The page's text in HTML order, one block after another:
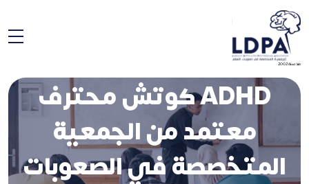
منذ سنة 2002
ADHD كوتش محترف
معتمد من الجمعية
المتخصصة في الصعوبات